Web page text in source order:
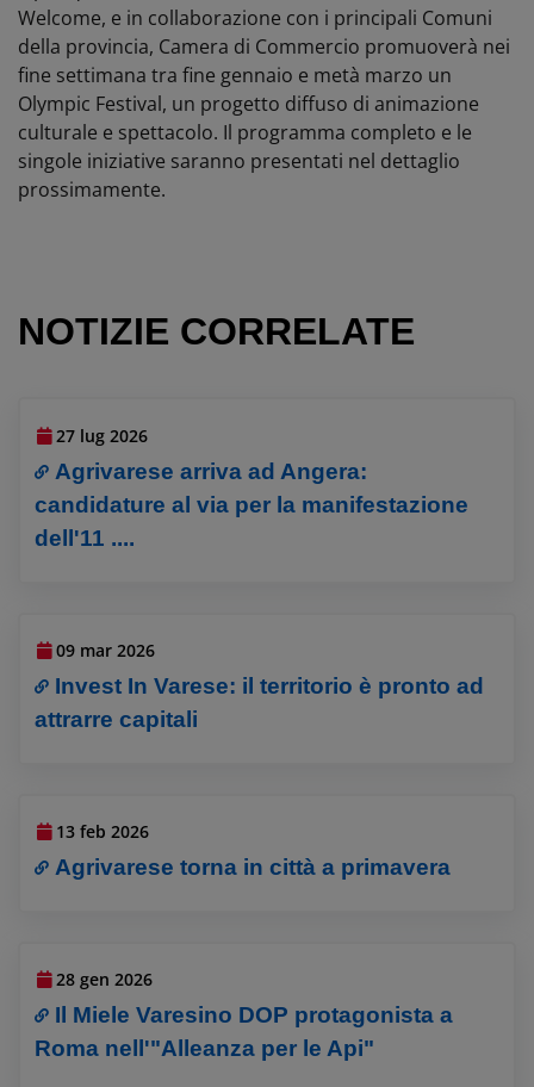
Welcome, e in collaborazione con i principali Comuni
della provincia, Camera di Commercio promuoverà nei
fine settimana tra fine gennaio e metà marzo un
Olympic Festival, un progetto diffuso di animazione
culturale e spettacolo. Il programma completo e le
singole iniziative saranno presentati nel dettaglio
prossimamente.
NOTIZIE CORRELATE
27 lug 2026
Agrivarese arriva ad Angera:
candidature al via per la manifestazione
dell'11 ....
09 mar 2026
Invest In Varese: il territorio è pronto ad
attrarre capitali
13 feb 2026
Agrivarese torna in città a primavera
28 gen 2026
Il Miele Varesino DOP protagonista a
Roma nell'"Alleanza per le Api"